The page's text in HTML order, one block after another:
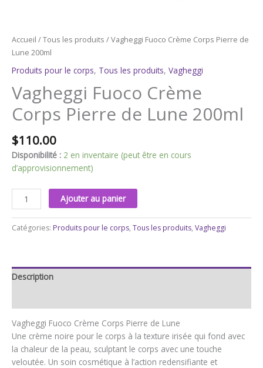
Accueil /Tous les produits / Vagheggi Fuoco Crème Corps Pierre de
Lune 200ml
Produits pour le corps, Tous les produits, Vagheggi
Vagheggi Fuoco Crème
Corps Pierre de Lune 200ml
$110.00
Disponibilité : 2 en inventaire (peut être en cours
d’approvisionnement)
Ajouter au panier
Catégories: Produits pour le corps, Tous les produits, Vagheggi
Description
Vagheggi Fuoco Crème Corps Pierre de Lune
Une crème noire pour le corps à la texture irisée qui fond avec
la chaleur de la peau, sculptant le corps avec une touche
veloutée. Un soin cosmétique à l’action redensifiante et